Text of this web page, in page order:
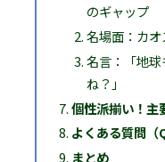
のギャップ
名場面：カ
名言：「地
ね？」
個性派揃い！主
よくある質問（
まとめ